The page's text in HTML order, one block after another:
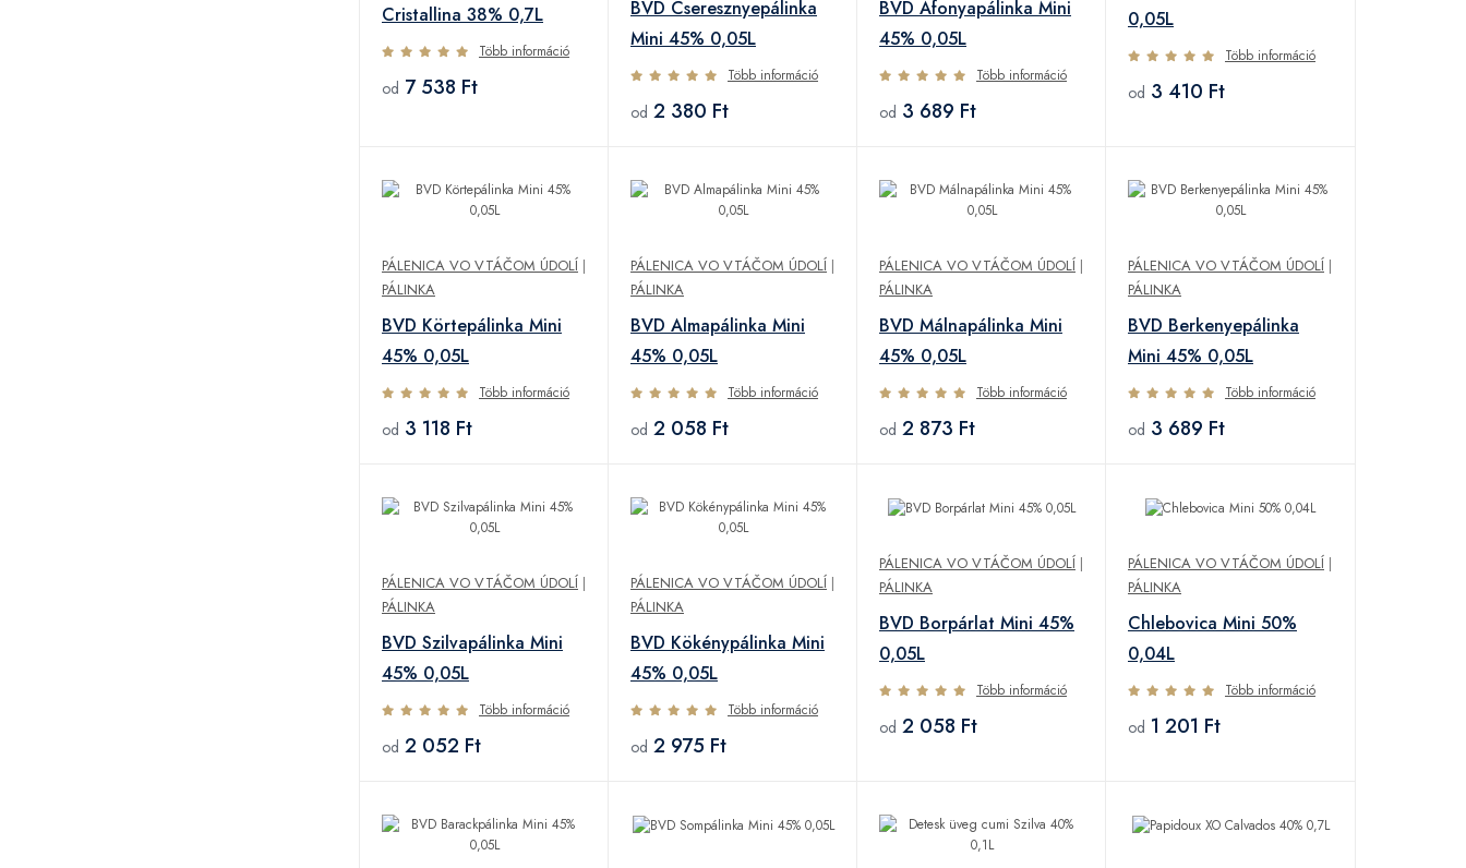
Cristallina 38% 0,7L
Több információ
od 7 538 Ft
BVD Cseresznyepálinka
Mini 45% 0,05L
Több információ
od 2 380 Ft
BVD Áfonyapálinka Mini
45% 0,05L
Több információ
od 3 689 Ft
0,05L
Több információ
od 3 410 Ft
PÁLENICA VO VTÁČOM ÚDOLÍ |
PÁLINKA
BVD Körtepálinka Mini
45% 0,05L
Több információ
od 3 118 Ft
PÁLENICA VO VTÁČOM ÚDOLÍ |
PÁLINKA
BVD Almapálinka Mini
45% 0,05L
Több információ
od 2 058 Ft
PÁLENICA VO VTÁČOM ÚDOLÍ |
PÁLINKA
BVD Málnapálinka Mini
45% 0,05L
Több információ
od 2 873 Ft
PÁLENICA VO VTÁČOM ÚDOLÍ |
PÁLINKA
BVD Berkenyepálinka
Mini 45% 0,05L
Több információ
od 3 689 Ft
PÁLENICA VO VTÁČOM ÚDOLÍ |
PÁLINKA
BVD Szilvapálinka Mini
45% 0,05L
Több információ
od 2 052 Ft
PÁLENICA VO VTÁČOM ÚDOLÍ |
PÁLINKA
BVD Kökénypálinka Mini
45% 0,05L
Több információ
od 2 975 Ft
PÁLENICA VO VTÁČOM ÚDOLÍ |
PÁLINKA
BVD Borpárlat Mini 45%
0,05L
Több információ
od 2 058 Ft
PÁLENICA VO VTÁČOM ÚDOLÍ |
PÁLINKA
Chlebovica Mini 50%
0,04L
Több információ
od 1 201 Ft